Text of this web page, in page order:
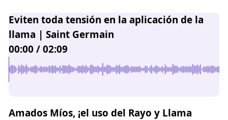
Eviten toda tensión en la aplicación de la
llama | Saint Germain
00:00 /02:09
Amados Míos, ¡el uso del Rayo y Llama